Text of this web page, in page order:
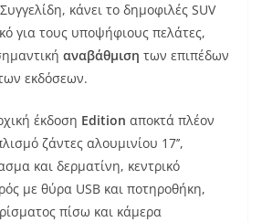
κάνει το δημοφιλές SUV
για τους υποψήφιους πελάτες,
αναβάθμιση των επιπέδων
εκδόσεων.
έκδοση Edition αποκτά πλέον
ζάντες αλουμινίου 17’’,
και δερματίνη, κεντρικό
με θύρα USB και ποτηροθήκη,
πίσω και κάμερα